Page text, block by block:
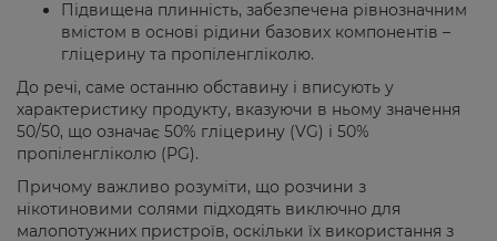
Підвищена плинність, забезпечена рівнозначним
вмістом в основі рідини базових компонентів –
гліцерину та пропіленгліколю.
До речі, саме останню обставину і вписують у
характеристику продукту, вказуючи в ньому значення
50/50, що означає 50% гліцерину (VG) і 50%
пропіленгліколю (PG).
Причому важливо розуміти, що розчини з
нікотиновими солями підходять виключно для
малопотужних пристроїв, оскільки їх використання з